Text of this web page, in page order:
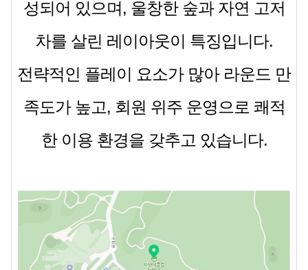
성되어 있으며, 울창한 숲과 자연 고저
차를 살린 레이아웃이 특징입니다.
전략적인 플레이 요소가 많아 라운드 만
족도가 높고, 회원 위주 운영으로 쾌적
한 이용 환경을 갖추고 있습니다.